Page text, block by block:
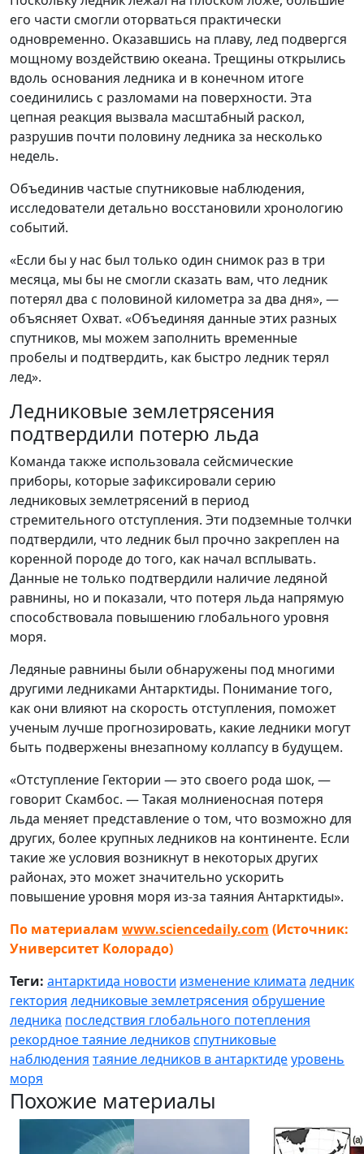
его части смогли оторваться практически
одновременно. Оказавшись на плаву, лед подвергся
мощному воздействию океана. Трещины открылись
вдоль основания ледника и в конечном итоге
соединились с разломами на поверхности. Эта
цепная реакция вызвала масштабный раскол,
разрушив почти половину ледника за несколько
недель.
Объединив частые спутниковые наблюдения,
исследователи детально восстановили хронологию
событий.
«Если бы у нас был только один снимок раз в три
месяца, мы бы не смогли сказать вам, что ледник
потерял два с половиной километра за два дня», —
объясняет Охват. «Объединяя данные этих разных
спутников, мы можем заполнить временные
пробелы и подтвердить, как быстро ледник терял
лед».
Ледниковые землетрясения
подтвердили потерю льда
Команда также использовала сейсмические
приборы, которые зафиксировали серию
ледниковых землетрясений в период
стремительного отступления. Эти подземные толчки
подтвердили, что ледник был прочно закреплен на
коренной породе до того, как начал всплывать.
Данные не только подтвердили наличие ледяной
равнины, но и показали, что потеря льда напрямую
способствовала повышению глобального уровня
моря.
Ледяные равнины были обнаружены под многими
другими ледниками Антарктиды. Понимание того,
как они влияют на скорость отступления, поможет
ученым лучше прогнозировать, какие ледники могут
быть подвержены внезапному коллапсу в будущем.
«Отступление Гектории — это своего рода шок, —
говорит Скамбос. — Такая молниеносная потеря
льда меняет представление о том, что возможно для
других, более крупных ледников на континенте. Если
такие же условия возникнут в некоторых других
районах, это может значительно ускорить
повышение уровня моря из-за таяния Антарктиды».
По материалам www.sciencedaily.com (Источник:
Университет Колорадо)
Теги: антарктида новости изменение климата ледник
гектория ледниковые землетрясения обрушение
ледника последствия глобального потепления
рекордное таяние ледниковспутниковые
наблюдения таяние ледников в антарктидеуровень
моря
Похожие материалы